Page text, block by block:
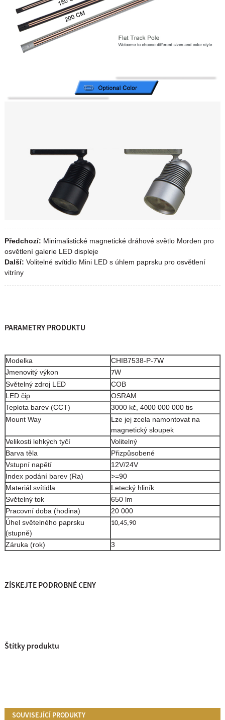
Předchozí: Minimalistické magnetické dráhové světlo Morden pro
osvětlení galerie LED displeje
Další: Volitelné svítidlo Mini LED s úhlem paprsku pro osvětlení
vitríny
PARAMETRY PRODUKTU
Modelka
CHIB7538-P-7W
Jmenovitý výkon
7W
Světelný zdroj LED
COB
LED čip
OSRAM
Teplota barev (CCT)
3000 kč, 4000 000 000 tis
Mount Way
Lze jej zcela namontovat na
magnetický sloupek
Velikosti lehkých tyčí
Volitelný
Barva těla
Přizpůsobené
Vstupní napětí
12V/24V
Index podání barev (Ra)
>=90
Materiál svítidla
Letecký hliník
Světelný tok
650 lm
Pracovní doba (hodina)
20 000
Úhel světelného paprsku
(stupně)
10,45,90
Záruka (rok) 3
ZÍSKEJTE PODROBNÉ CENY
Štítky produktu
SOUVISEJÍCÍ PRODUKTY